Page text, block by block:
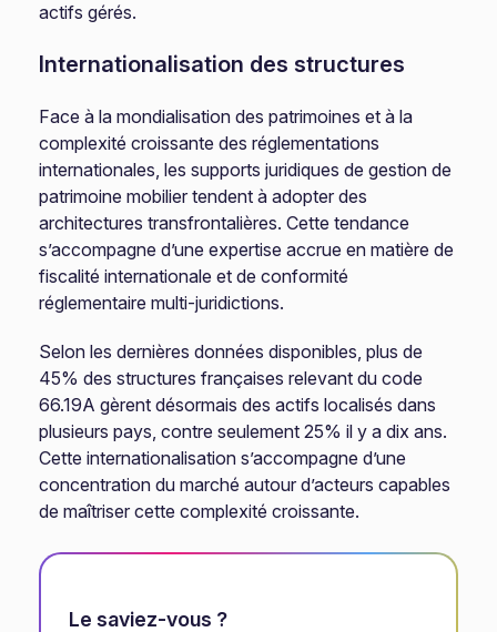
actifs gérés.
Internationalisation des structures
Face à la mondialisation des patrimoines et à la
complexité croissante des réglementations
internationales, les supports juridiques de gestion de
patrimoine mobilier tendent à adopter des
architectures transfrontalières. Cette tendance
s’accompagne d’une expertise accrue en matière de
fiscalité internationale et de conformité
réglementaire multi-juridictions.
Selon les dernières données disponibles, plus de
45% des structures françaises relevant du code
66.19A gèrent désormais des actifs localisés dans
plusieurs pays, contre seulement 25% il y a dix ans.
Cette internationalisation s’accompagne d’une
concentration du marché autour d’acteurs capables
de maîtriser cette complexité croissante.
Le saviez-vous ?